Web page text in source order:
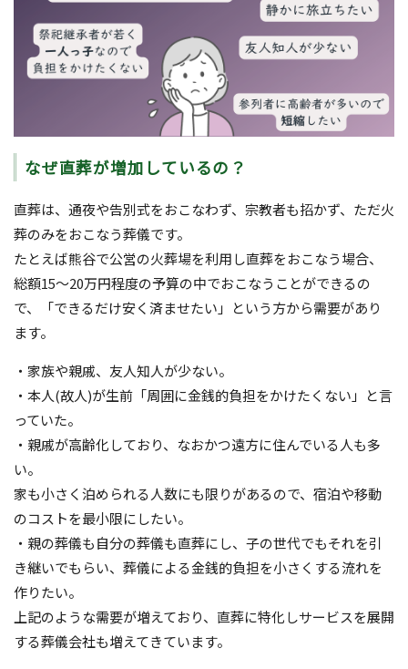
なぜ直葬が増加しているの？
直葬は、通夜や告別式をおこなわず、宗教者も招かず、ただ火
葬のみをおこなう葬儀です。
たとえば熊谷で公営の火葬場を利用し直葬をおこなう場合、
総額15～20万円程度の予算の中でおこなうことができるの
で、「できるだけ安く済ませたい」という方から需要があり
ます。
・家族や親戚、友人知人が少ない。
・本人(故人)が生前「周囲に金銭的負担をかけたくない」と言
っていた。
・親戚が高齢化しており、なおかつ遠方に住んでいる人も多
い。
家も小さく泊められる人数にも限りがあるので、宿泊や移動
のコストを最小限にしたい。
・親の葬儀も自分の葬儀も直葬にし、子の世代でもそれを引
き継いでもらい、葬儀による金銭的負担を小さくする流れを
作りたい。
上記のような需要が増えており、直葬に特化しサービスを展開
する葬儀会社も増えてきています。